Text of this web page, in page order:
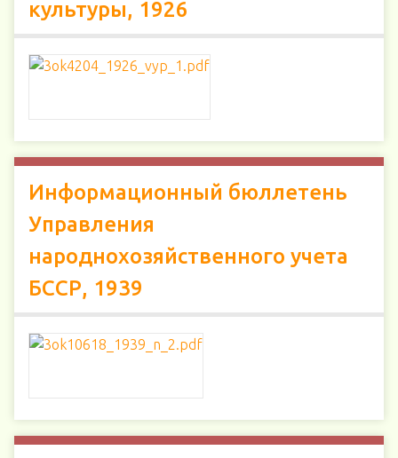
культуры, 1926
Информационный бюллетень
Управления
народнохозяйственного учета
БССР, 1939